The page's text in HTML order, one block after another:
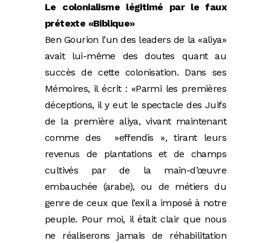
Le colonialisme légitimé par le faux
prétexte «Biblique»
Ben Gourion l’un des leaders de la «aliya»
avait lui-même des doutes quant au
succès de cette colonisation. Dans ses
Mémoires, il écrit : «Parmi les premières
déceptions, il y eut le spectacle des Juifs
de la première aliya, vivant maintenant
comme des »effendis », tirant leurs
revenus de plantations et de champs
cultivés par de la main-d’œuvre
embauchée (arabe), ou de métiers du
genre de ceux que l’exil a imposé à notre
peuple. Pour moi, il était clair que nous
ne réaliserons jamais de réhabilitation